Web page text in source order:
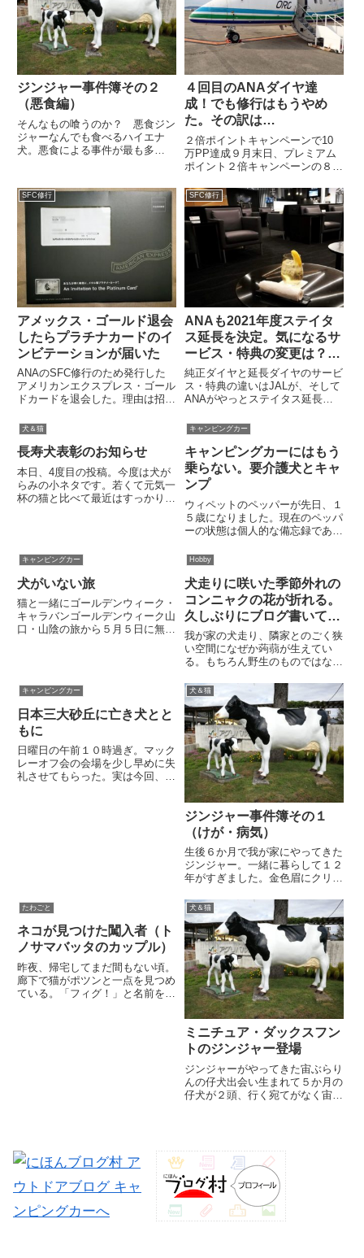
ジンジャー事件簿その２
（悪食編）
そんなもの喰うのか？ 悪食ジン
ジャーなんでも食べるハイエナ
犬。悪食による事件が最も多
もありますので見習ってはいけな
い失敗談としてお読みください。
ニンニク事件家に帰るといつもの
とおり...
４回目のANAダイヤ達
成！でも修行はもうやめ
た。その訳は…
２倍ポイントキャンペーンで10
万PP達成９月末日、プレミアム
ポイント２倍キャンペーンの８月
ポイントを達成。めでたく４回目
のダイヤモンドステータスを獲得
できた。本当はもっと早く実際の
フライトで達成する予定だった
が...
SFC修行
アメックス・ゴールド退会
したらプラチナカードのイ
ンビテーションが届いた
ANAのSFC修行のため発行した
アメリカンエクスプレス・ゴール
ドカードを退会した。理由は招待
ったことと、プライオリティパス
の利用が年2回に限られること。
退会したら、すぐにプラチナカー
ドのインビテーションが届いた。
SFC修行
ANAも2021年度ステイタ
ス延長を決定。気になるサ
ービス・特典の変更は？
CAさんに聞いてみた（虚
構）
純正ダイヤと延長ダイヤのサービ
ス・特典の違いはJALが、そして
ANAがやっとステイタス延長を
るステータスが2021年度も搭乗
実績にかかわらず引き継がれるこ
とになった。たぶんこの1年延長
方式が最も納得性が高いベ...
犬＆猫
長寿犬表彰のお知らせ
本日、4度目の投稿。今度は犬が
らみの小ネタです。若くて元気一
杯の猫と比べて最近はすっかり大
いたので確認したら、「平成26
年...
キャンピングカー
キャンピングカーにはもう
乗らない。要介護犬とキャ
ンプ
ウィペットのペッパーが先日、１
５歳になりました。現在のペッパ
ーの状態は個人的な備忘録である
り。食欲はあるものの寝たきり・
要介護で体重は4kgも減ってしま
いました。このような状況では、
もう旅は無理です。キャンピン
グ...
キャンピングカー
犬がいない旅
猫と一緒にゴールデンウィーク・
キャラバンゴールデンウィーク山
口・山陰の旅から５月５日に無事
た。これは「予定は未定」の緩い
ス...
Hobby
犬走りに咲いた季節外れの
コンニャクの花が折れる。
久しぶりにブログ書いてみ
る。
我が家の犬走り、隣家とのごく狭
い空間になぜか蒟蒻が生えてい
る。もちろん野生のものではな
ど、どうしてこんなところにコン
ニャクを植えたのか。まったく覚
えていない。このコンニャク君、
劣悪な場所に植えっぱなしの放置
プレ...
キャンピングカー
日本三大砂丘に亡き犬とと
もに
日曜日の午前１０時過ぎ。マック
レーオフ会の会場を少し早めに失
礼させてもらった。実は今回、オ
犬＆猫
ジンジャー事件簿その１
（けが・病気）
生後６か月で我が家にやってきた
ジンジャー。一緒に暮らして１２
年がすぎました。金色眉にクリク
すが、長い共同生活のなかではケ
ガや病気、そしてたまにはちょっ
とした事件も。なかには飼い主が
未熟だったため大騒ぎになった
こ...
たわごと
ネコが見つけた闖入者（ト
ノサマバッタのカップル）
昨夜、帰宅してまだ間もない頃。
廊下で猫がポツンと一点を見つめ
ている。「フィグ！」と名前を呼
犬＆猫
ミニチュア・ダックスフン
トのジンジャー登場
ジンジャーがやってきた宙ぶらり
んの仔犬出会い生まれて５か月の
仔犬が２頭、行く宛てがなく宙ぶ
ペット業界に顔が利くため、あ
る...